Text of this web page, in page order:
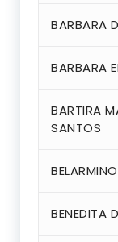
BARBARA
BARBARA
BARTIRA
SANTOS
BENEDITA